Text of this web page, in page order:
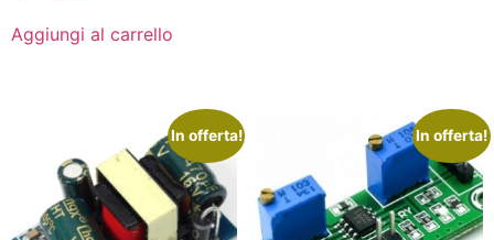
Aggiungi al carrello
In offerta! In offerta!